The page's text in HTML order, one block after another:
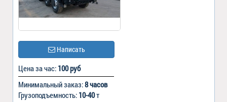
Написать
Цена за час: 100 руб
Минимальный заказ:8 часов
Грузоподъемность: 10-40т